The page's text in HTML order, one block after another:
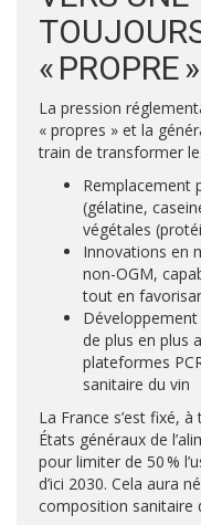
« PROPRE
La pression
« propres » et la
train de transformer
Remplacement
(gélatine,
végétales
Innovations en
non-OGM,
tout en
de plus en plus
plateformes
sanitaire du vin
La France s’est fixé,
États généraux de
pour limiter de 50 %
d’ici 2030. Cela aura
composition sanitaire